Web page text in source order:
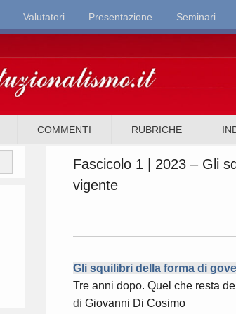
Valutatori Presentazione Seminari
COMMENTI RUBRICHE
Fascicolo 1 | 2023 – Gli
vigente
Gli squilibri della forma di
Tre anni dopo. Quel che resta
di Giovanni Di Cosimo